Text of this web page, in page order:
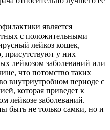
является
с положительными
лейкоз кошек,
присутствуют у них
лейкозом заболеваний или
что потомство таких
внутриутробном периоде с
которая приведет к
лейкозе заболеваний.
быть не только самки, но и